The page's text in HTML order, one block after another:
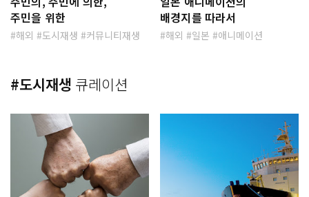
주민을 위한
해외 도시재생 커뮤니티재생
배경지를 따라서
해외 일본 애니메이션
#도시재생 큐레이션